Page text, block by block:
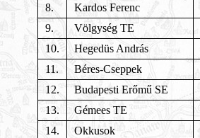
8.
Kardos Ferenc
9.
Völgység TE
10.
Hegedüs András
11.
Béres-Cseppek
12.
Budapesti Erőmű SE
13.
Gémees TE
14.
Okkusok